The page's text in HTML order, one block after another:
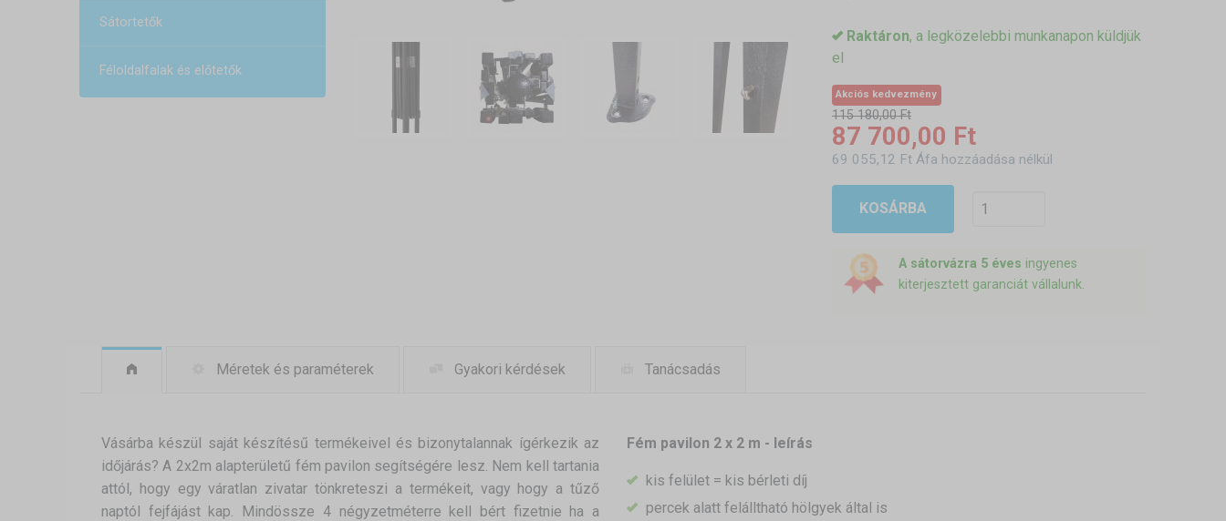
Sátortetők
Féloldalfalak és előtetők
Raktáron, a legközelebbi munkanapon küldjük
el
Akciós kedvezmény
115 180,00 Ft
87 700,00 Ft
69 055,12 Ft Áfa hozzáadása nélkül
KOSÁRBA
A sátorvázra 5 éves ingyenes
kiterjesztett garanciát vállalunk.
Méretek és paraméterek Gyakori kérdések Tanácsadás
Vásárba készül saját készítésű termékeivel és bizonytalannak ígérkezik az
időjárás? A 2x2m alapterületű fém pavilon segítségére lesz. Nem kell tartania
attól, hogy egy váratlan zivatar tönkreteszi a termékeit, vagy hogy a tűző
naptól fejfájást kap. Mindössze 4 négyzetméterre kell bért fizetnie ha a
Fém pavilon 2 x 2 m - leírás
kis felület = kis bérleti díj
percek alatt felálltható hölgyek által is